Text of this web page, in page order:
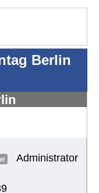
Berlin
Administrator